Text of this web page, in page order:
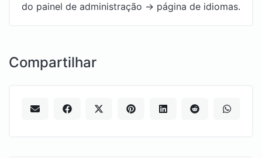
do painel de administração -> página de idiomas.
Compartilhar